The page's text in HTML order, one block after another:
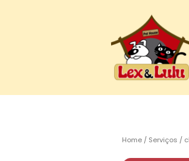
Home Serviços